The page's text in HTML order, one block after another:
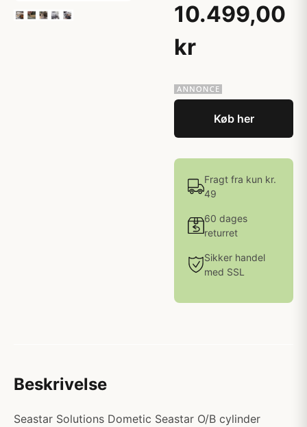
10.499,00
kr
Køb her
Fragt fra kun kr.
49
60 dages
returret
Sikker handel
med SSL
Beskrivelse
Seastar Solutions Dometic Seastar O/B cylinder